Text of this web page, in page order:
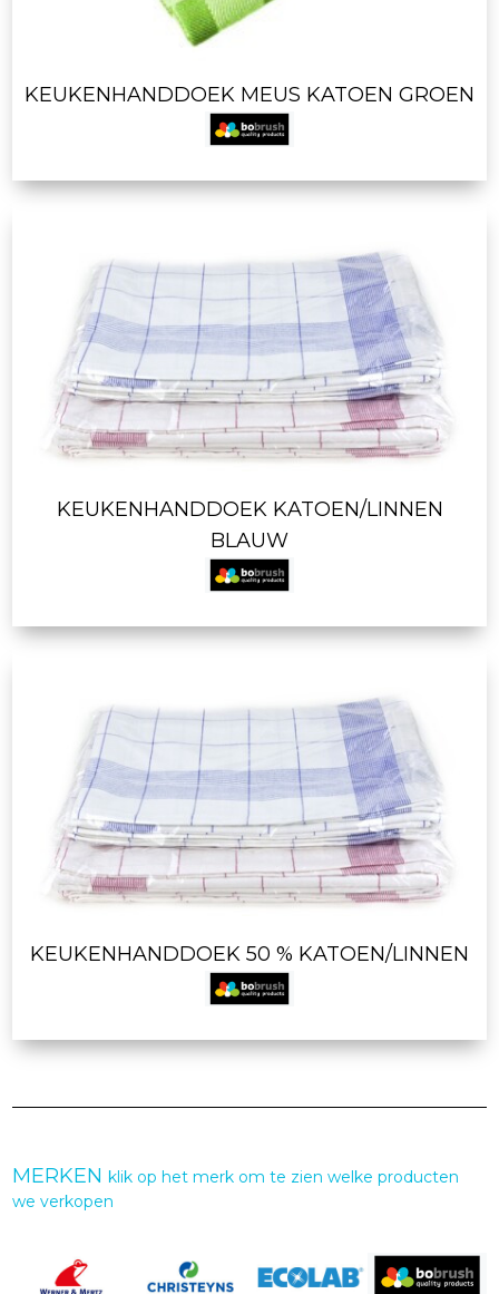
KEUKENHANDDOEK MEUS KATOEN GROEN
KEUKENHANDDOEK KATOEN/LINNEN
BLAUW
KEUKENHANDDOEK 50 % KATOEN/LINNEN
MERKENklik op het merk om te zien welke producten
we verkopen